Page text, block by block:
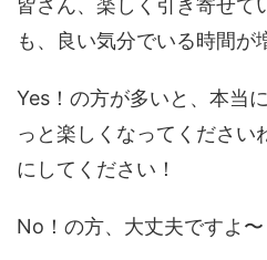
皆さん、楽しく引き寄せて
も、良い気分でいる時間が
Yes！の方が多いと、本当
っと楽しくなってください
にしてください！
No！の方、大丈夫ですよ〜